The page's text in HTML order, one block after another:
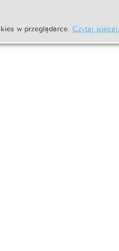
w przeglądarce.Czytaj więcej...